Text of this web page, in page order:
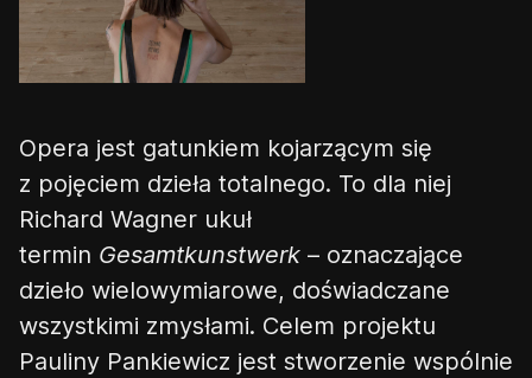
Opera jest gatunkiem kojarzącym się
z pojęciem dzieła totalnego. To dla niej
Richard Wagner ukuł
termin Gesamtkunstwerk – oznaczające
dzieło wielowymiarowe, doświadczane
wszystkimi zmysłami. Celem projektu
Pauliny Pankiewicz jest stworzenie wspólnie